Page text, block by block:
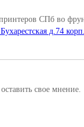
СПб во
д.74
свое мнение.